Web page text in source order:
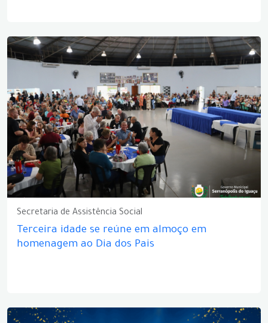
Secretaria de Assistência Social
Terceira idade se reúne em almoço em
homenagem ao Dia dos Pais